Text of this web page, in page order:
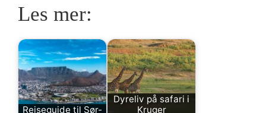
Les mer:
Reiseguide til Sør-
Dyreliv på safari i
Kruger